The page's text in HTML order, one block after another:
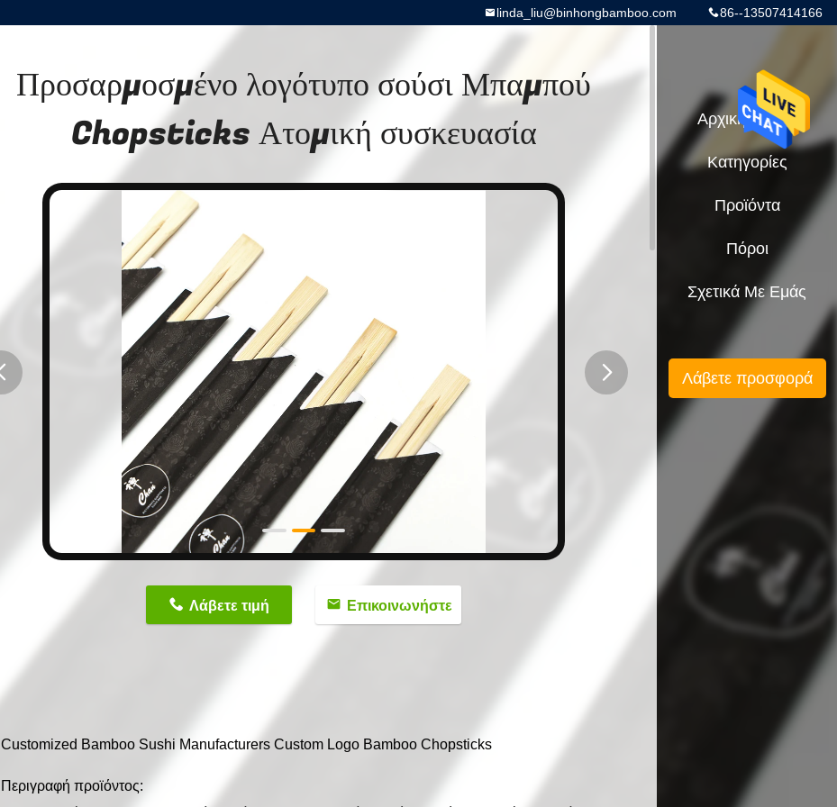
86--13507414166
linda_liu@binhongbamboo.com
Προσαρμοσμένο λογότυπο σούσι Μπαμπού
Chopsticks Ατομική συσκευασία
Λάβετε τιμή Επικοινωνήστε
Customized Bamboo Sushi Manufacturers Custom Logo Bamboo Chopsticks
Περιγραφή προϊόντος:
Αρχική Σελίδα
Κατηγορίες
Προϊόντα
Πόροι
Σχετικά Με Εμάς
Λάβετε προσφορά